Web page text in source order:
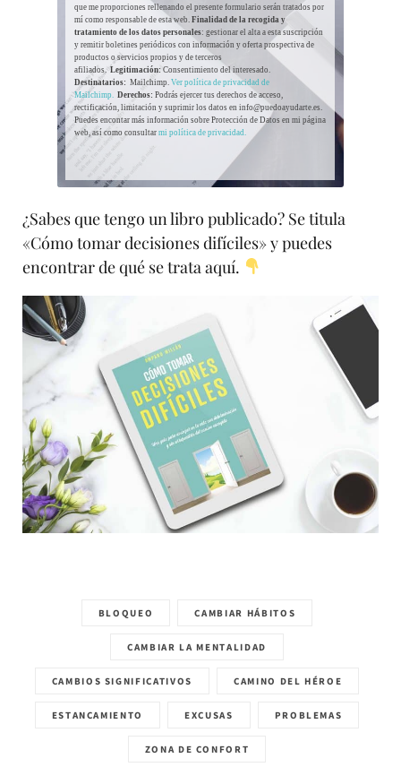
que me proporciones rellenando el presente formulario serán tratados por
mí como responsable de esta web. Finalidad de la recogida y
tratamiento de los datos personales: gestionar el alta a esta suscripción
y remitir boletines periódicos con información y oferta prospectiva de
productos o servicios propios y de terceros
afiliados.Legitimación:Consentimiento del interesado.
Destinatarios: Mailchimp. Ver política de privacidad de
Mailchimp. Derechos: Podrás ejercer tus derechos de acceso,
rectificación, limitación y suprimir los datos en info@puedoayudarte.es.
Puedes encontar más información sobre Protección de Datos en mi página
web, así como consultar mi política de privacidad.
¿Sabes que tengo un libro publicado? Se titula
«Cómo tomar decisiones difíciles» y puedes
encontrar de qué se trata aquí.
BLOQUEO CAMBIAR HÁBITOS
CAMBIAR LA MENTALIDAD
CAMBIOS SIGNIFICATIVOS CAMINO DEL HÉROE
ESTANCAMIENTO EXCUSAS PROBLEMAS
ZONA DE CONFORT